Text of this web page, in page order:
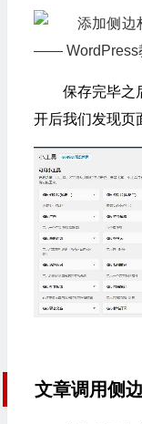
保存完毕之
开后我们发现页
文章调用侧